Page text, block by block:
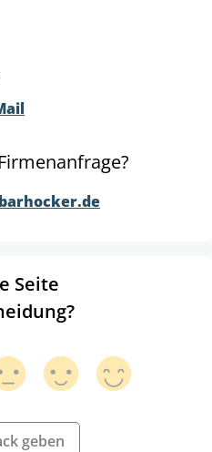
Seite
geben